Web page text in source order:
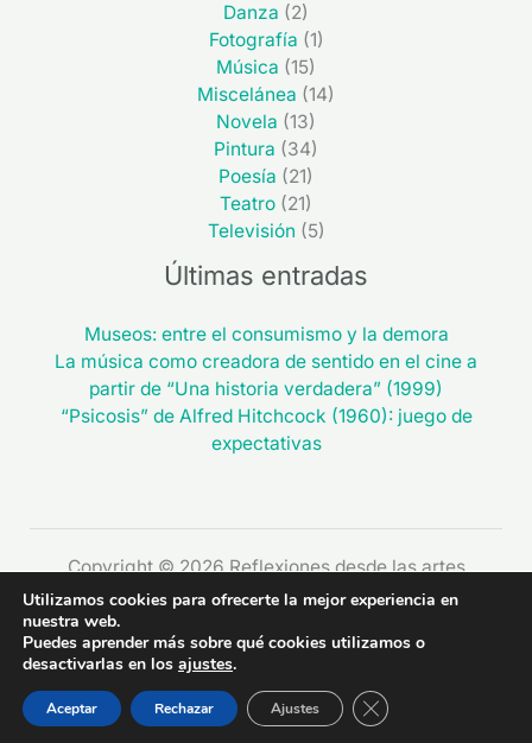
Danza (2)
Fotografía (1)
Música (15)
Miscelánea (14)
Novela (13)
Pintura (34)
Poesía (21)
Teatro (21)
Televisión (5)
Últimas entradas
Museos: entre el consumismo y la demora
La música como creadora de sentido en el cine a
partir de “Una historia verdadera” (1999)
“Psicosis” de Alfred Hitchcock (1960): juego de
expectativas
Copyright © 2026 Reflexiones desde las artes
Utilizamos cookies para ofrecerte la mejor experiencia en
nuestra web.
Puedes aprender más sobre qué cookies utilizamos o
desactivarlas en los ajustes.
Aceptar Rechazar Ajustes CERRAR EL